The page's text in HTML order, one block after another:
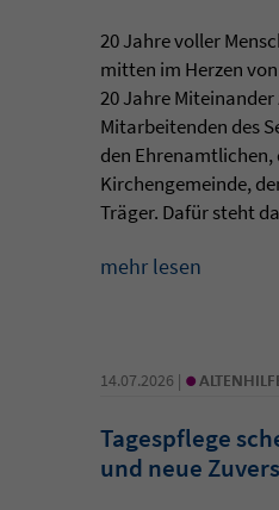
20 Jahre voller
mitten im Herzen
20 Jahre Miteinander
Mitarbeitenden des
den Ehrenamtlichen,
Kirchengemeinde,
Träger. Dafür steht
mehr lesen
14.07.2026 | •
Tagespflege
und neue